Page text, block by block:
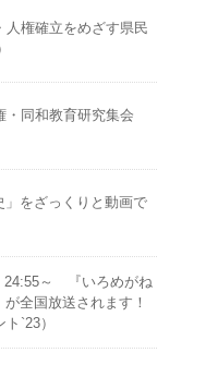
人権確立をめざす県民
・同和教育研究集会
」をざっくりと動画で
24:55～ 『いろめがね
全国放送されます！
`23）